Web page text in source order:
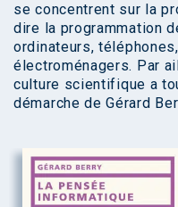
se concentrent sur la
dire la programmation
ordinateurs,
électroménagers. Par
culture scientifique a
démarche de Gérard